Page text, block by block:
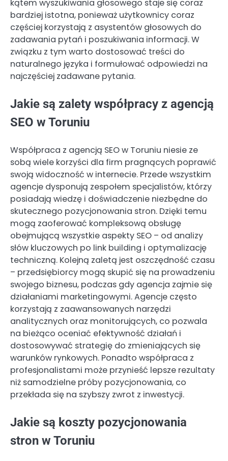
kątem wyszukiwania głosowego staje się coraz
bardziej istotna, ponieważ użytkownicy coraz
częściej korzystają z asystentów głosowych do
zadawania pytań i poszukiwania informacji. W
związku z tym warto dostosować treści do
naturalnego języka i formułować odpowiedzi na
najczęściej zadawane pytania.
Jakie są zalety współpracy z agencją
SEO w Toruniu
Współpraca z agencją SEO w Toruniu niesie ze
sobą wiele korzyści dla firm pragnących poprawić
swoją widoczność w internecie. Przede wszystkim
agencje dysponują zespołem specjalistów, którzy
posiadają wiedzę i doświadczenie niezbędne do
skutecznego pozycjonowania stron. Dzięki temu
mogą zaoferować kompleksową obsługę
obejmującą wszystkie aspekty SEO – od analizy
słów kluczowych po link building i optymalizację
techniczną. Kolejną zaletą jest oszczędność czasu
– przedsiębiorcy mogą skupić się na prowadzeniu
swojego biznesu, podczas gdy agencja zajmie się
działaniami marketingowymi. Agencje często
korzystają z zaawansowanych narzędzi
analitycznych oraz monitorujących, co pozwala
na bieżąco oceniać efektywność działań i
dostosowywać strategię do zmieniających się
warunków rynkowych. Ponadto współpraca z
profesjonalistami może przynieść lepsze rezultaty
niż samodzielne próby pozycjonowania, co
przekłada się na szybszy zwrot z inwestycji.
Jakie są koszty pozycjonowania
stron w Toruniu